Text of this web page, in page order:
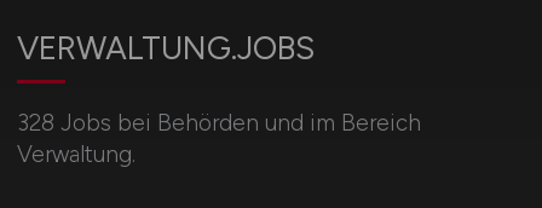
VERWALTUNG.JOBS
328 Jobs bei Behörden und im Bereich
Verwaltung.